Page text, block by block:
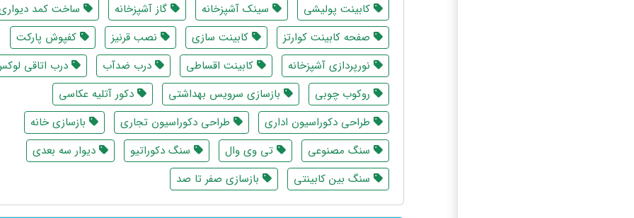
کابینت پولیشی
سینک آشپزخانه گاز آشپزخانه
ساخت کمد
صفحه کابینت کوارتز
کابینت سازی نصب قرنیز
کفپوش پارکت
نورپردازی آشپزخانه
کابینت اقساطی درب ضدآب
درب اتاقی
روکوب چوبی
بازسازی سرویس بهداشتی
دکور آتلیه عکاسی
طراحی دکوراسیون اداری
طراحی دکوراسیون تجاری
بازسازی خانه
سنگ مصنوعی
تی وی وال سنگ دکوراتیو
دیوار سه بعدی
سنگ بین کابینتی
بازسازی صفر تا صد